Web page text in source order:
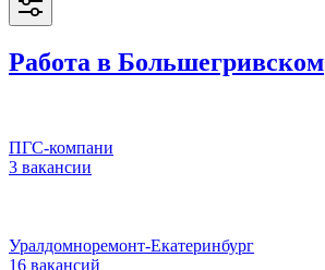
Работа в Большегривском
ПГС-компани
3 вакансии
Уралдомноремонт-Екатеринбург
16 вакансий